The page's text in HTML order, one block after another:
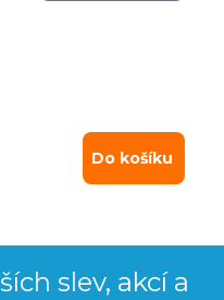
Do košíku
slev, akcí a